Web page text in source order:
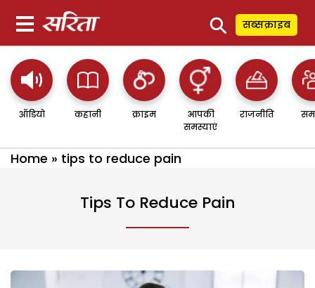
⚲ सब्सक्राइब
ऑडियो कहानी क्राइम
आपकी
समस्याएं
राजनीति
Home » tips to reduce pain
Tips To Reduce Pain